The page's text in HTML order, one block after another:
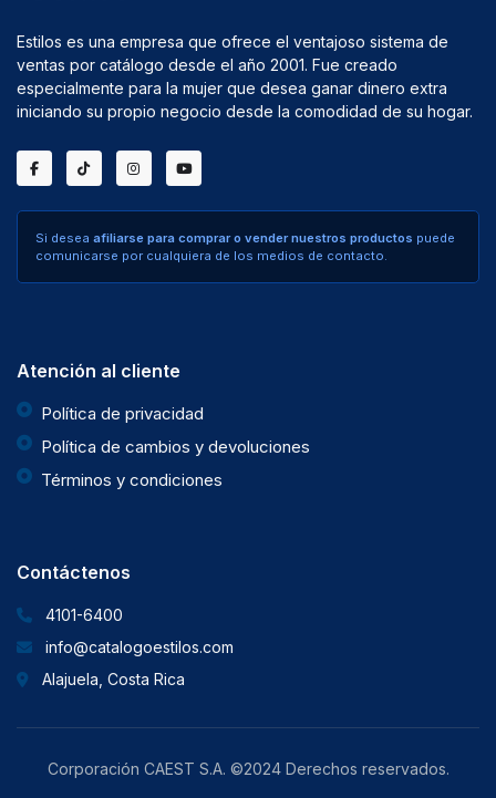
Estilos es una empresa que ofrece el ventajoso sistema de
ventas por catálogo desde el año 2001. Fue creado
especialmente para la mujer que desea ganar dinero extra
iniciando su propio negocio desde la comodidad de su hogar.
Si desea afiliarse para comprar o vender nuestros productos puede
comunicarse por cualquiera de los medios de contacto.
Atención al cliente
Política de privacidad
Política de cambios y devoluciones
Términos y condiciones
Contáctenos
4101-6400
info@catalogoestilos.com
Alajuela, Costa Rica
Corporación CAEST S.A. ©2024 Derechos reservados.